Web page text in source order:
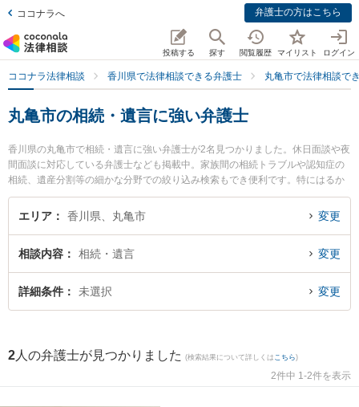
ココナラへ 弁護士の方はこちら
投稿する 探す 閲覧履歴 マイリスト ログイン
ココナラ法律相談 香川県で法律相談できる弁護士 丸亀市で法律相談で
丸亀市の相続・遺言に強い弁護士
香川県の丸亀市で相続・遺言に強い弁護士が2名見つかりました。休日面談や夜
間面談に対応している弁護士なども掲載中。家族間の相続トラブルや認知症の
相続、遺産分割等の細かな分野での絞り込み検索もでき便利です。特にはるか
ぜ法律事務所の柳浦 清文弁護士や丸亀みらい法律事務所の久保田 仁弁護士のプ
ロフィール情報や弁護士費用、強みなどが注目されています。『丸亀市で土日
無料で相続・遺言を法律相談できる丸亀市内の弁護士に相談予約したい』など
でお困りの相談者さんにおすすめです。
エリア 香川県、丸亀市 変更
相談内容 相続・遺言 変更
詳細条件 未選択 変更
2 人の弁護士が見つかりました (検索結果について詳しくは こちら)
2件中 1-2件を表示